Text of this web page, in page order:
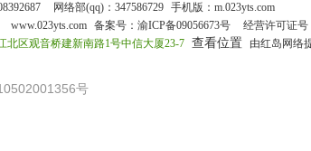
网络部(qq)： 347586729 手机版： m.023yts.com
www.023yts.com 备案号： 渝ICP备09056673号 经营许可证号
北区观音桥建新南路1号中信大厦23-7 查看位置 由红岛网络
号